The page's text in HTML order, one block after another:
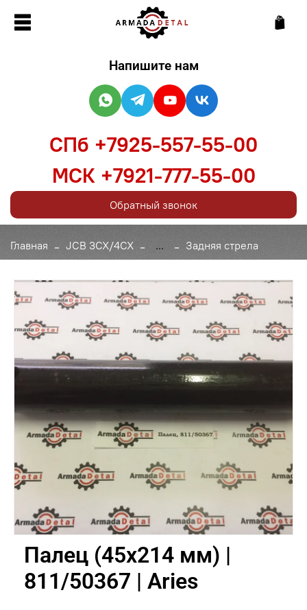
Главная JCB 3CX/4CX ... Задняя стрела
Палец (45х214 мм) |
811/50367 | Aries
Напишите нам
СПб +7925-557-55-00
МСК +7921-777-55-00
Обратный звонок